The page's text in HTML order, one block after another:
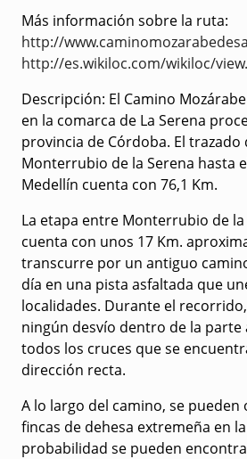
Más información sobre la ruta:
http://
http://es.wikiloc.com/wikiloc/
Descripción: El Camino
en la comarca de La Serena
provincia de Córdoba. El
Monterrubio de la Serena hasta
Medellín cuenta con 76,1 Km.
La etapa entre Monterrubio de la
cuenta con unos 17 Km.
transcurre por un antiguo
día en una pista asfaltada que
localidades. Durante el
ningún desvío dentro de la parte
todos los cruces que se
dirección recta.
A lo largo del camino, se pueden
fincas de dehesa extremeña en
probabilidad se pueden